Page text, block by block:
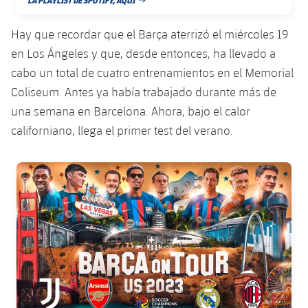
Calendario
Resultados
Clasificaciones
Voleibol masculino
Voleibol femenino
Apúntate a las amateurs
Carnet de las Secciones Amateurs
PLUSICON
MÁS
League of Legends
VALORANT Rising
VALORANT Game Changers
eFootball
FECHA DE PUBLICACIÓN
Hay que recordar que el Barça aterrizó el miércoles 19
en Los Ángeles y que, desde entonces, ha llevado a
cabo un total de cuatro entrenamientos en el Memorial
Coliseum. Antes ya había trabajado durante más de
una semana en Barcelona. Ahora, bajo el calor
californiano, llega el primer test del verano.
FC Barcelona club badge